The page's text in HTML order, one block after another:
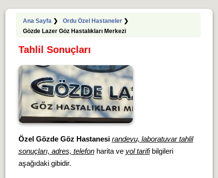
Ana Sayfa❯ Ordu Özel Hastaneler❯
Gözde Lazer Göz Hastalıkları Merkezi
Tahlil Sonuçları
Özel Gözde Göz Hastanesi randevu, laboratuvar tahlil
sonuçları, adres, telefonharita ve yol tarifibilgileri
aşağıdaki gibidir.